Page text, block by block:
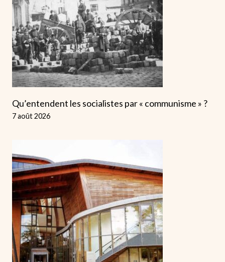
Qu’entendent les socialistes par « communisme » ?
7 août 2026